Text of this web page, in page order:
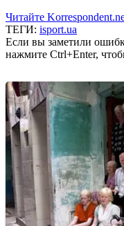
Читайте
ТЕГИ: isport.ua
Если вы заметили
нажмите Ctrl+Enter,